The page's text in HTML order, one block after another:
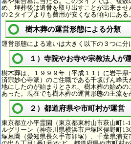
め、埋葬後は遺骨を取り出すことが出来ま
の２タイプよりも費用が安くなる傾向にある。
樹木葬の運営形態による分類
運営形態による違いは大きく以下の３つに分
１）寺院やお寺や宗教法人が
樹木葬は、１９９９年（平成１１）に岩手
済宗妙心寺派）のご住職である千坂げん峰
地にしたのが始まりとされ、樹木葬の始め
あった。現在でも樹木葬の運営形態の主流を
２）都道府県や市町村が運営
東京都立小平霊園（東京都東村山市萩山町1-
ルグリーン（神奈川県横浜市戸塚区俣野町
塚墓園（愛知県長久手市卯塚）、千葉県浦安